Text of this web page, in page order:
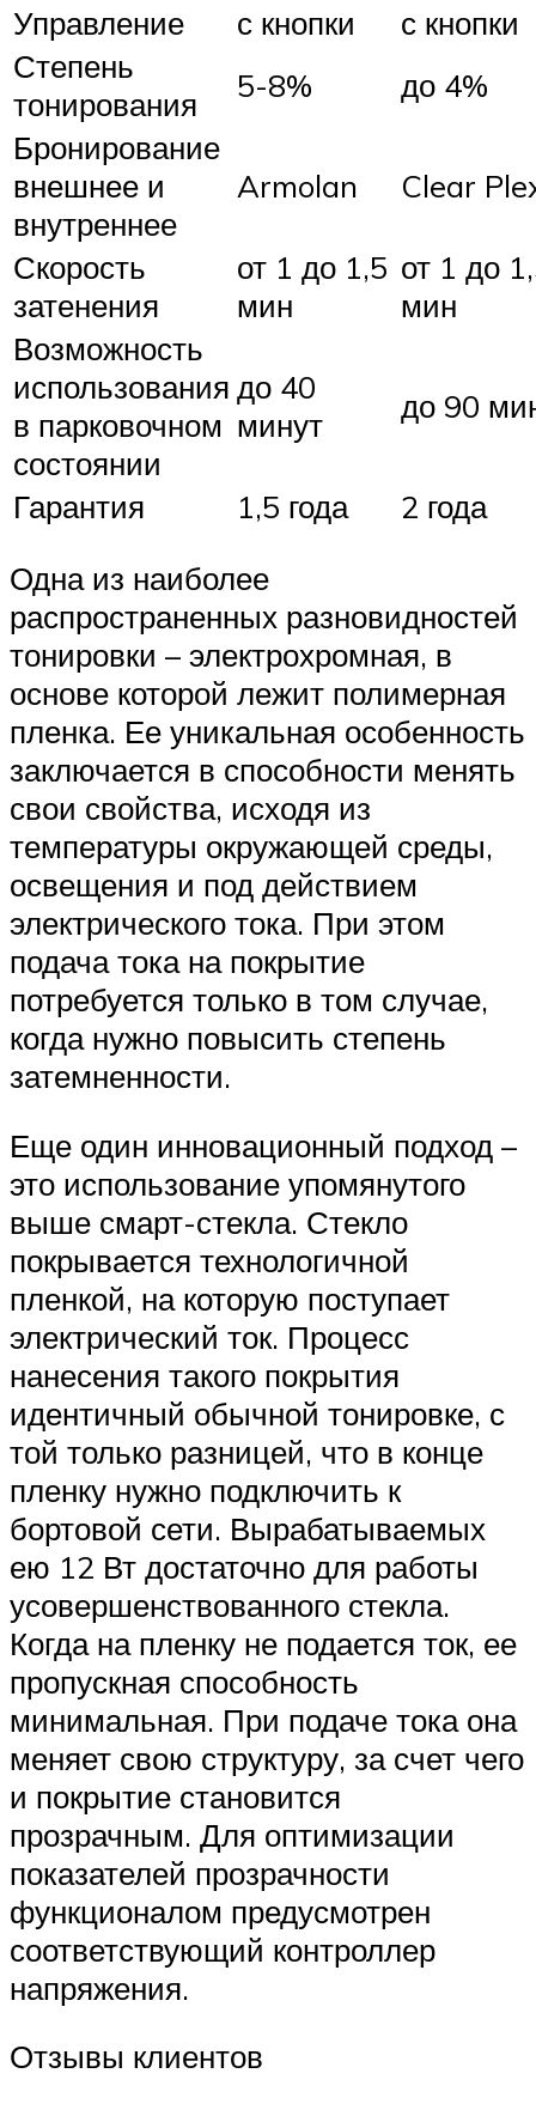
Управление
с кнопки
с кнопки
Степень
тонирования
5-8%
до 4%
Бронирование
внешнее и
внутреннее
Armolan Clear
Скорость
затенения
от 1 до 1,5
мин
от 1 до
мин
Возможность
использования
в парковочном
состоянии
до 40
минут
до 90
Гарантия 1,5 года
2 года
Одна из наиболее
распространенных разновидностей
тонировки – электрохромная, в
основе которой лежит полимерная
пленка. Ее уникальная особенность
заключается в способности менять
свои свойства, исходя из
температуры окружающей среды,
освещения и под действием
электрического тока. При этом
подача тока на покрытие
потребуется только в том случае,
когда нужно повысить степень
затемненности.
Еще один инновационный подход –
это использование упомянутого
выше смарт-стекла. Стекло
покрывается технологичной
пленкой, на которую поступает
электрический ток. Процесс
нанесения такого покрытия
идентичный обычной тонировке, с
той только разницей, что в конце
пленку нужно подключить к
бортовой сети. Вырабатываемых
ею 12 Вт достаточно для работы
усовершенствованного стекла.
Когда на пленку не подается ток, ее
пропускная способность
минимальная. При подаче тока она
меняет свою структуру, за счет чего
и покрытие становится
прозрачным. Для оптимизации
показателей прозрачности
функционалом предусмотрен
соответствующий контроллер
напряжения.
Отзывы клиентов